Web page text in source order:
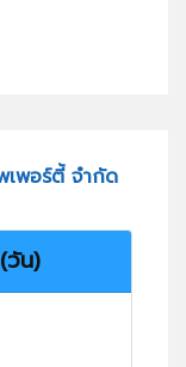
เพอร์ตี้ จำกัด
วัน)